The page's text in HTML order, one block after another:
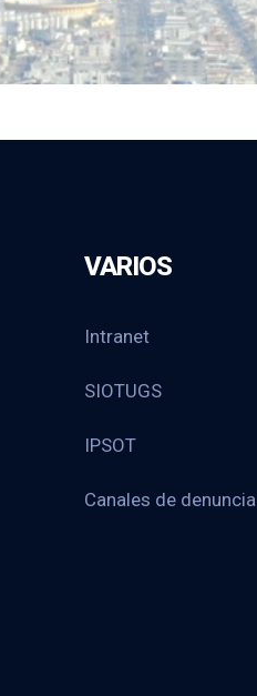
VARIOS
Intranet
SIOTUGS
IPSOT
Canales de denuncia